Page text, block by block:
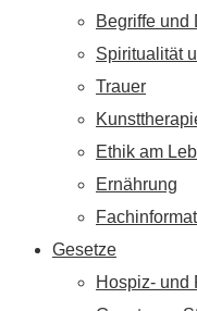
Begriffe und
Spiritualität
Trauer
Ethik am
Ernährung
Gesetze
Hospiz- und